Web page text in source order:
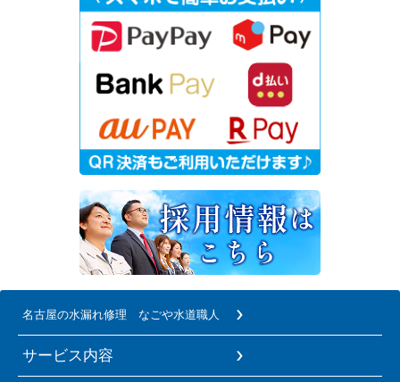
名古屋の水漏れ修理 なごや水道職人
サービス内容